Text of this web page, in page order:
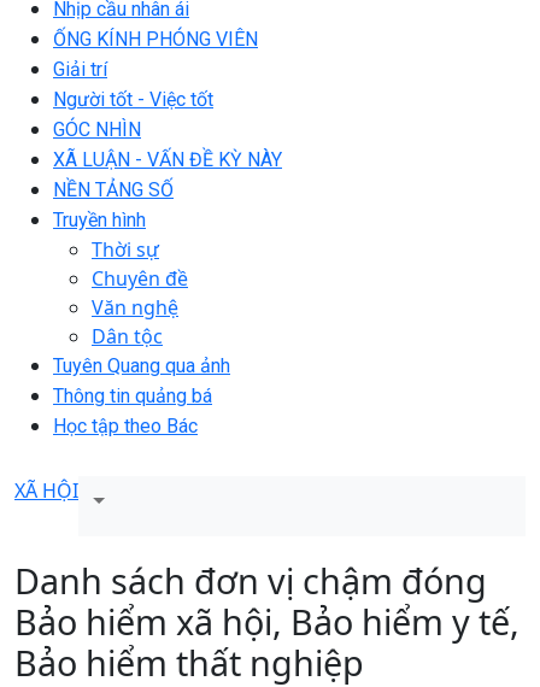
Nhịp cầu nhân ái
ỐNG KÍNH PHÓNG VIÊN
Giải trí
Người tốt - Việc tốt
GÓC NHÌN
XÃ LUẬN - VẤN ĐỀ KỲ NÀY
NỀN TẢNG SỐ
Truyền hình
Thời sự
Chuyên đề
Văn nghệ
Dân tộc
Tuyên Quang qua ảnh
Thông tin quảng bá
Học tập theo Bác
XÃ HỘI
Danh sách đơn vị chậm đóng
Bảo hiểm xã hội, Bảo hiểm y tế,
Bảo hiểm thất nghiệp